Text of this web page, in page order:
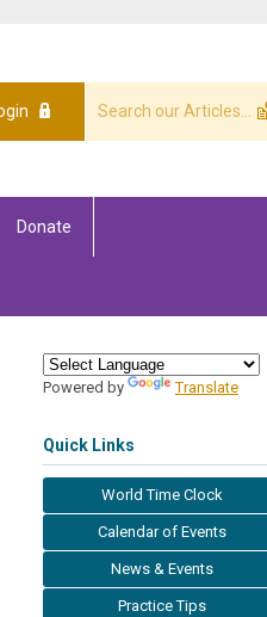
Donate
Powered by Translate
Quick Links
World Time Clock
Calendar of Events
News & Events
Practice Tips